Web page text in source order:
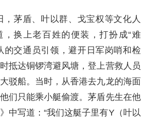
，茅盾、叶以群、戈宝权等文化人
，换上老百姓的便装，打扮成“难
的交通员引领，避开日军岗哨和检
抵达铜锣湾避风塘，登上营救人员
驳船。当时，从香港去九龙的海面
们只能乘小艇偷渡。茅盾先生在他
中写道：“我们这艇子里有Y（叶以